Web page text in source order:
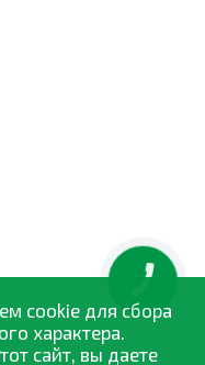
cookie для сбора
характера.
сайт, вы даете
КНОПКА